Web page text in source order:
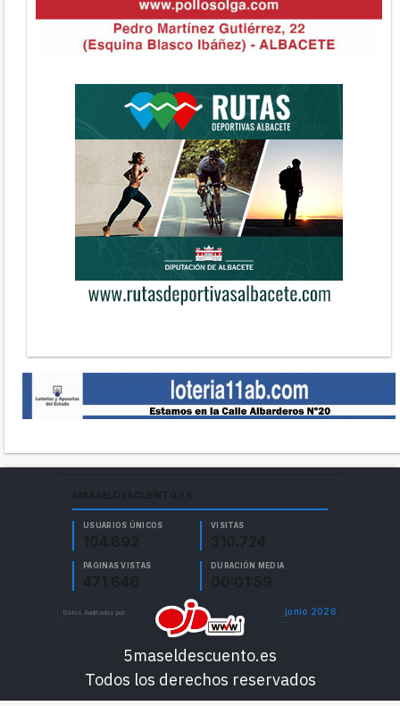
5maseldescuento.es
Todos los derechos reservados